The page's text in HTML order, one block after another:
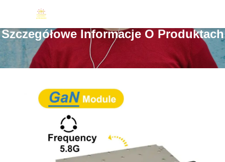
Szczegółowe Informacje O Produktach